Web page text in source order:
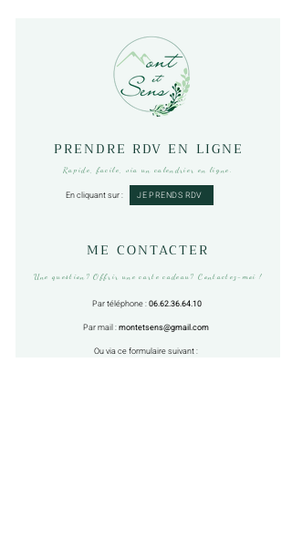
PRENDRE RDV EN LIGNE
Rapide, facile, via un calendrier en ligne.
En cliquant sur : JE PRENDS RDV
ME CONTACTER
Une question? Offrir une carte cadeau? Contactez-moi !
Par téléphone :06.62.36.64.10
Par mail :montetsens@gmail.com
Ou via ce formulaire suivant :